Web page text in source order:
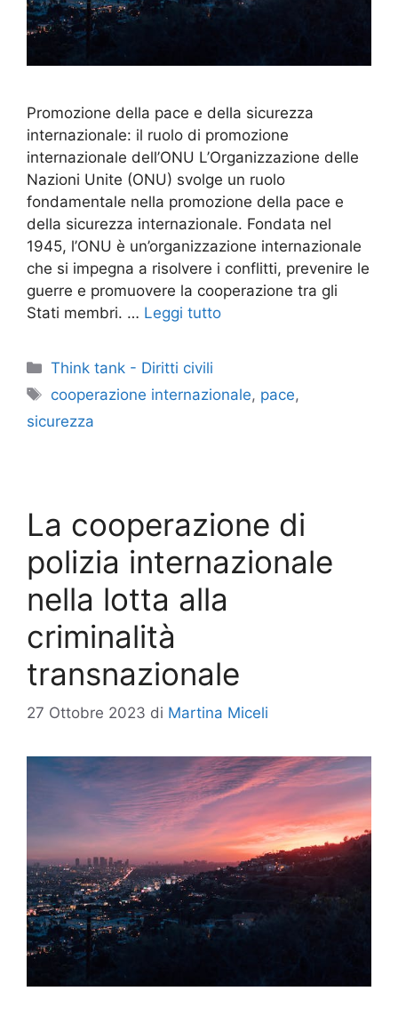
Promozione della pace e della sicurezza
internazionale: il ruolo di promozione
internazionale dell’ONU L’Organizzazione delle
Nazioni Unite (ONU) svolge un ruolo
fondamentale nella promozione della pace e
della sicurezza internazionale. Fondata nel
1945, l’ONU è un’organizzazione internazionale
che si impegna a risolvere i conflitti, prevenire le
guerre e promuovere la cooperazione tra gli
Stati membri. … Leggi tutto
Categorie
Think tank - Diritti civili
Tag
cooperazione internazionale, pace,
sicurezza
La cooperazione di
polizia internazionale
nella lotta alla
criminalità
transnazionale
27 Ottobre 2023 di Martina Miceli